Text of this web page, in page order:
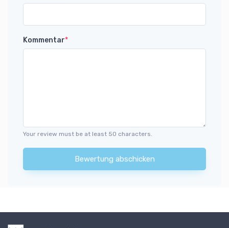
Kommentar*
Your review must be at least 50 characters.
Bewertung abschicken